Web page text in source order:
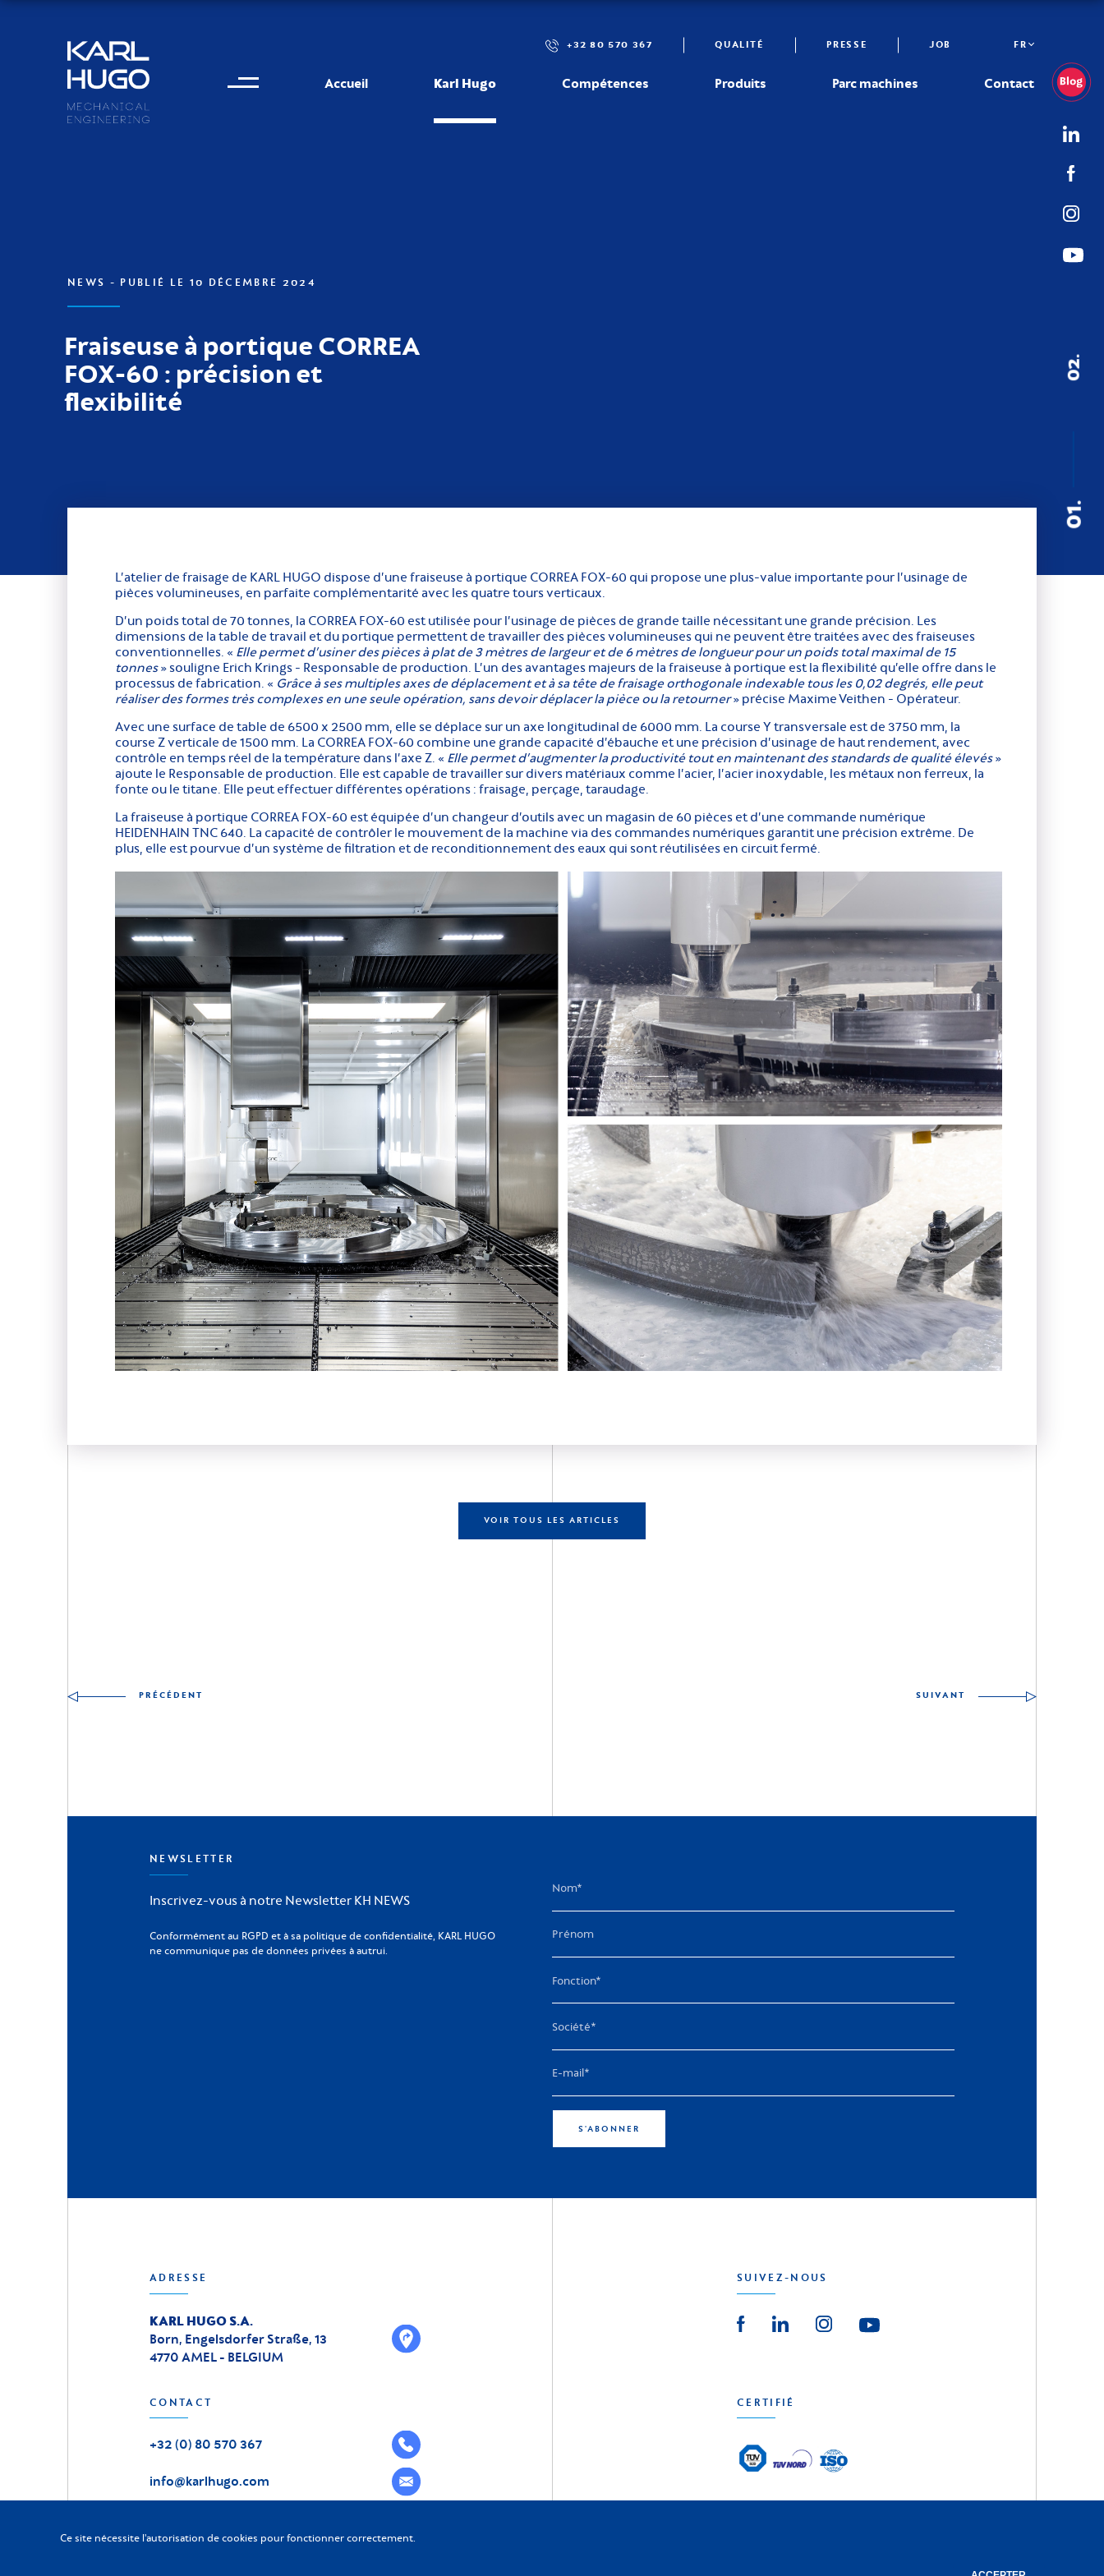
Karl Hugo +32 80 570 367 QUALITÉ PRESSE JOB FR
Informations de contact
Accueil Karl Hugo Compétences Produits Parc machines Contact
NEWS - PUBLIÉ LE 10 DÉCEMBRE 2024
Fraiseuse à portique CORREA
FOX-60 : précision et
flexibilité
L’atelier de fraisage de KARL HUGO dispose d’une fraiseuse à portique CORREA FOX-60 qui propose une plus-value importante pour l’usinage de
pièces volumineuses, en parfaite complémentarité avec les quatre tours verticaux.
D’un poids total de 70 tonnes, la CORREA FOX-60 est utilisée pour l’usinage de pièces de grande taille nécessitant une grande précision. Les
dimensions de la table de travail et du portique permettent de travailler des pièces volumineuses qui ne peuvent être traitées avec des fraiseuses
conventionnelles. « Elle permet d’usiner des pièces à plat de 3 mètres de largeur et de 6 mètres de longueur pour un poids total maximal de 15
tonnes» souligne Erich Krings - Responsable de production. L’un des avantages majeurs de la fraiseuse à portique est la flexibilité qu’elle offre dans le
processus de fabrication. « Grâce à ses multiples axes de déplacement et à sa tête de fraisage orthogonale indexable tous les 0,02 degrés, elle peut
réaliser des formes très complexes en une seule opération, sans devoir déplacer la pièce ou la retourner» précise Maxime Veithen - Opérateur.
Avec une surface de table de 6500 x 2500 mm, elle se déplace sur un axe longitudinal de 6000 mm. La course Y transversale est de 3750 mm, la
course Z verticale de 1500 mm. La CORREA FOX-60 combine une grande capacité d’ébauche et une précision d’usinage de haut rendement, avec
contrôle en temps réel de la température dans l’axe Z. « Elle permet d’augmenter la productivité tout en maintenant des standards de qualité élevés»
ajoute le Responsable de production. Elle est capable de travailler sur divers matériaux comme l’acier, l’acier inoxydable, les métaux non ferreux, la
fonte ou le titane. Elle peut effectuer différentes opérations : fraisage, perçage, taraudage.
La fraiseuse à portique CORREA FOX-60 est équipée d’un changeur d’outils avec un magasin de 60 pièces et d’une commande numérique
HEIDENHAIN TNC 640. La capacité de contrôler le mouvement de la machine via des commandes numériques garantit une précision extrême. De
plus, elle est pourvue d’un système de filtration et de reconditionnement des eaux qui sont réutilisées en circuit fermé.
VOIR TOUS LES ARTICLES
PRÉCÉDENT SUIVANT
NEWSLETTER
Inscrivez-vous à notre Newsletter KH NEWS
Conformément au RGPD et à sa politique de confidentialité, KARL HUGO
ne communique pas de données privées à autrui.
S'ABONNER
ADRESSE
KARL HUGO S.A.
Born, Engelsdorfer Straße, 13
4770 AMEL - BELGIUM
CONTACT
+32 (0) 80 570 367
info@karlhugo.com
CERTIFIÉ
SUIVEZ-NOUS
01.
02.
Ce site nécessite l'autorisation de cookies pour fonctionner correctement.